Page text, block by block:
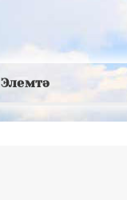
Элемтә